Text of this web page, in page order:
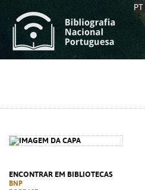
PT
ENCONTRAR EM BIBLIOTECAS
BNP